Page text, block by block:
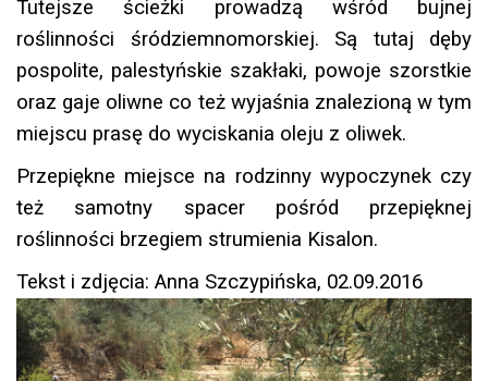
Tutejsze ścieżki prowadzą wśród bujnej
roślinności śródziemnomorskiej. Są tutaj dęby
pospolite, palestyńskie szakłaki, powoje szorstkie
oraz gaje oliwne co też wyjaśnia znalezioną w tym
miejscu prasę do wyciskania oleju z oliwek.
Przepiękne miejsce na rodzinny wypoczynek czy
też samotny spacer pośród przepięknej
roślinności brzegiem strumienia Kisalon.
Tekst i zdjęcia: Anna Szczypińska, 02.09.2016